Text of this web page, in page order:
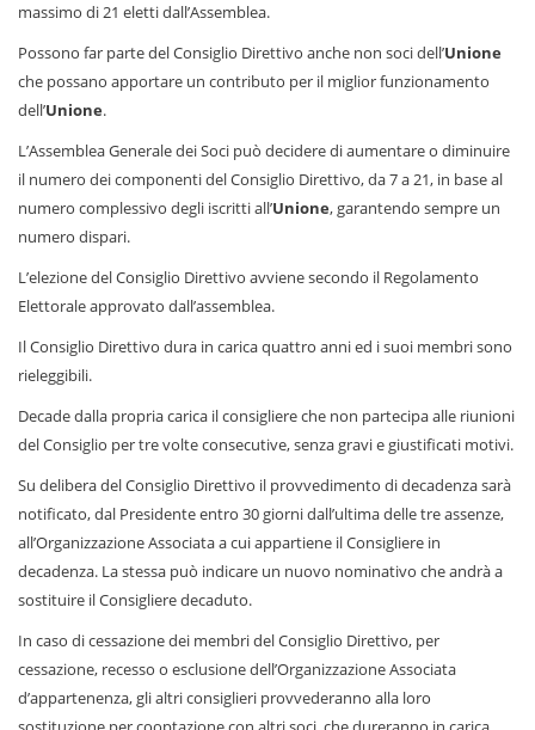
massimo di 21 eletti dall’Assemblea.
Possono far parte del Consiglio Direttivo anche non soci dell’Unione
che possano apportare un contributo per il miglior funzionamento
dell’Unione.
L’Assemblea Generale dei Soci può decidere di aumentare o diminuire
il numero dei componenti del Consiglio Direttivo, da 7 a 21, in base al
numero complessivo degli iscritti all’Unione, garantendo sempre un
numero dispari.
L’elezione del Consiglio Direttivo avviene secondo il Regolamento
Elettorale approvato dall’assemblea.
Il Consiglio Direttivo dura in carica quattro anni ed i suoi membri sono
rieleggibili.
Decade dalla propria carica il consigliere che non partecipa alle riunioni
del Consiglio per tre volte consecutive, senza gravi e giustificati motivi.
Su delibera del Consiglio Direttivo il provvedimento di decadenza sarà
notificato, dal Presidente entro 30 giorni dall’ultima delle tre assenze,
all’Organizzazione Associata a cui appartiene il Consigliere in
decadenza. La stessa può indicare un nuovo nominativo che andrà a
sostituire il Consigliere decaduto.
In caso di cessazione dei membri del Consiglio Direttivo, per
cessazione, recesso o esclusione dell’Organizzazione Associata
d’appartenenza, gli altri consiglieri provvederanno alla loro